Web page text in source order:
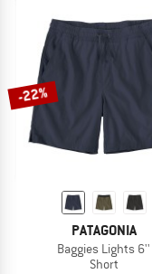
-22%
PATAGONIA
Baggies Lights 6''
Short